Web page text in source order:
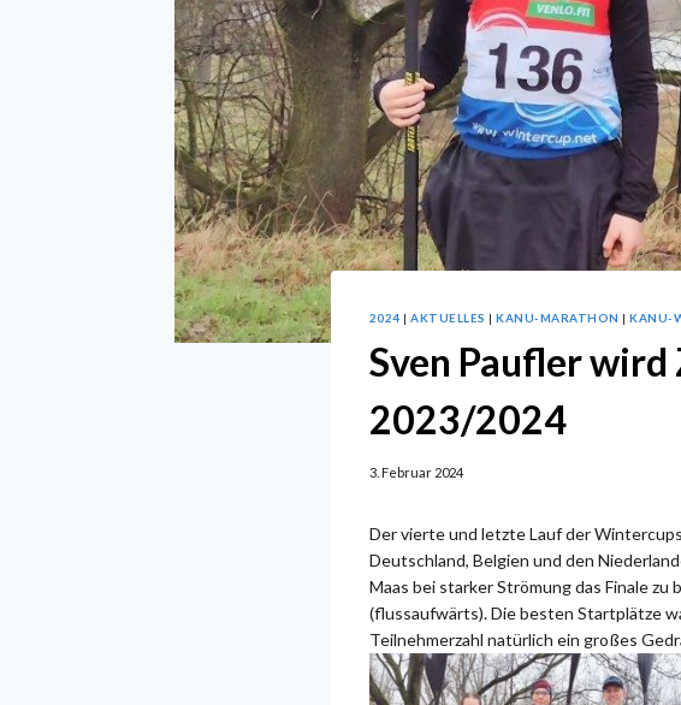
2024 |AKTUELLES |KANU-MARATHON |KANU-
Sven Paufler
2023/2024
3. Februar 2024
Der vierte und letzte Lauf der
Deutschland, Belgien und den
Maas bei starker Strömung das Finale
(flussaufwärts). Die besten Startplätze
Teilnehmerzahl natürlich ein großes